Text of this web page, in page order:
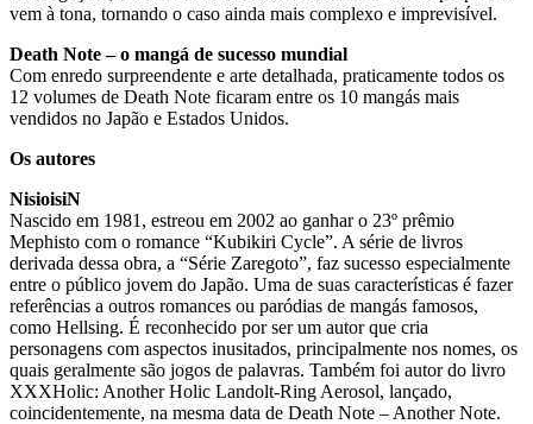
vem à tona, tornando o caso ainda mais complexo e imprevisível.
Death Note – o mangá de sucesso mundial
Com enredo surpreendente e arte detalhada, praticamente todos os
12 volumes de Death Note ficaram entre os 10 mangás mais
vendidos no Japão e Estados Unidos.
Os autores
NisioisiN
Nascido em 1981, estreou em 2002 ao ganhar o 23º prêmio
Mephisto com o romance “Kubikiri Cycle”. A série de livros
derivada dessa obra, a “Série Zaregoto”, faz sucesso especialmente
entre o público jovem do Japão. Uma de suas características é fazer
referências a outros romances ou paródias de mangás famosos,
como Hellsing. É reconhecido por ser um autor que cria
personagens com aspectos inusitados, principalmente nos nomes, os
quais geralmente são jogos de palavras. Também foi autor do livro
XXXHolic: Another Holic Landolt-Ring Aerosol, lançado,
coincidentemente, na mesma data de Death Note – Another Note.